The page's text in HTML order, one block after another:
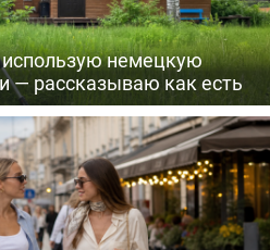
немецкую
— рассказываю как есть